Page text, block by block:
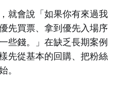
就會說「如果你有來過我
先買票、拿到優先入場序
些錢。」在缺乏長期案例
先從基本的回購、把粉絲
。